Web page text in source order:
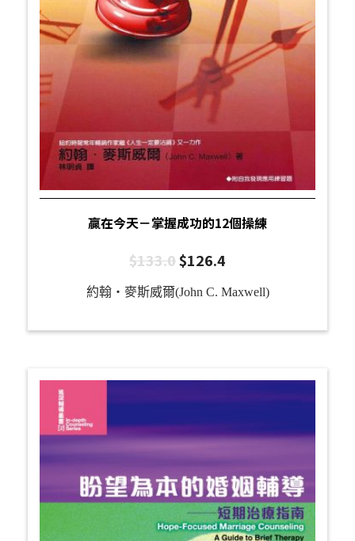
贏在今天－掌握成功的12個操練
$133.0$126.4
約翰‧麥斯威爾(John C. Maxwell)